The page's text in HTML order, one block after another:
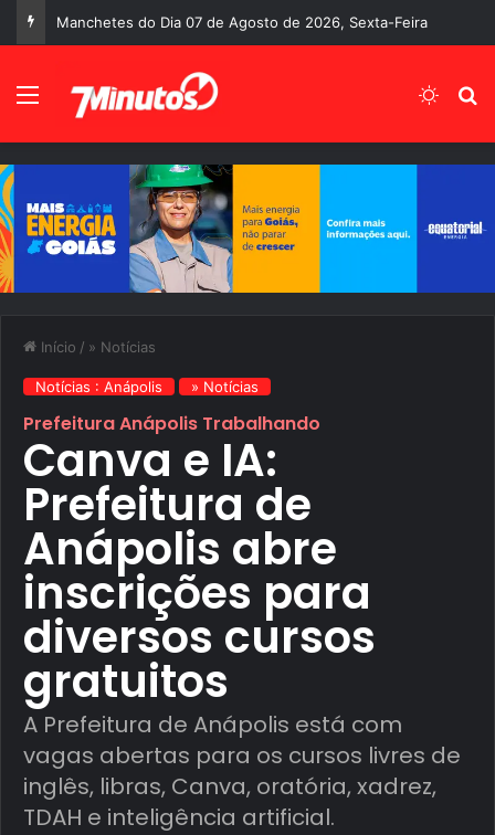
Manchetes do Dia 07 de Agosto de 2026, Sexta-Feira
Menu
Início / » Notícias
Notícias : Anápolis » Notícias
Prefeitura Anápolis Trabalhando
Canva e IA:
Prefeitura de
Anápolis abre
inscrições para
diversos cursos
gratuitos
A Prefeitura de Anápolis está com
vagas abertas para os cursos livres de
inglês, libras, Canva, oratória, xadrez,
TDAH e inteligência artificial.